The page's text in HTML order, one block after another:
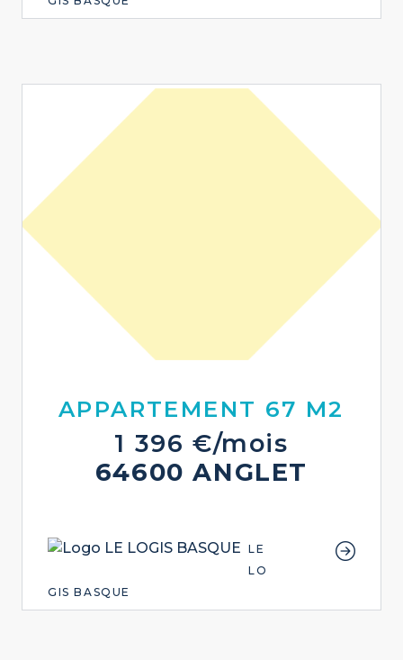
APPARTEMENT 67 M2
1 396 €/mois
64600 ANGLET
LE
LO
GIS BASQUE